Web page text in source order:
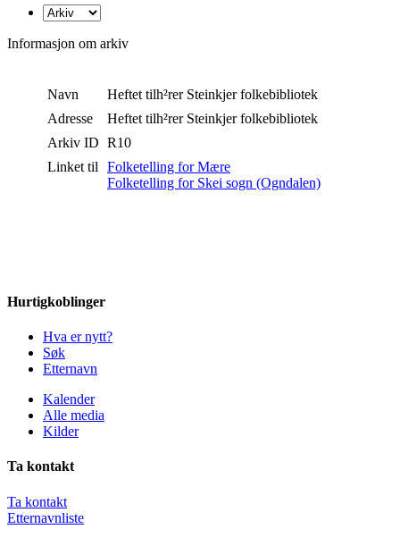
Informasjon om arkiv
Navn
Heftet tilh²rer Steinkjer folkebibliotek
Adresse
Heftet tilh²rer Steinkjer folkebibliotek
Arkiv ID R10
Linket til Folketelling for Mære
Folketelling for Skei sogn (Ogndalen)
Hurtigkoblinger
Hva er nytt?
Søk
Etternavn
Kalender
Alle media
Kilder
Ta kontakt
Ta kontakt
Etternavnliste